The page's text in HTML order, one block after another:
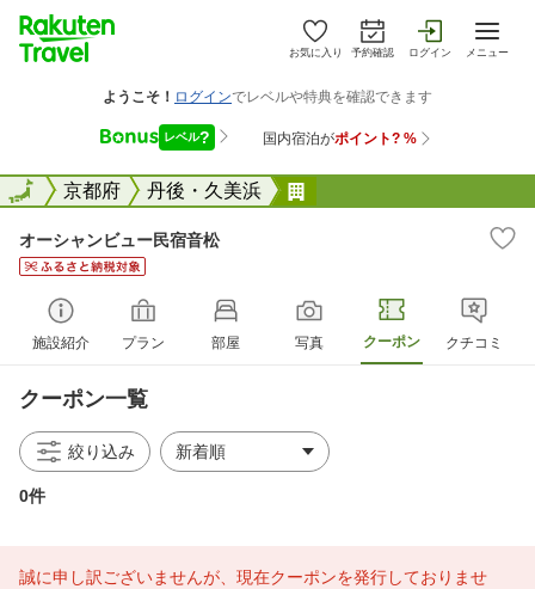
お気に入り 予約確認 ログイン メニュー
全国京都府 丹後・久美浜
全国
オーシャンビュー民宿音松
施設紹介 プラン 部屋 写真 クーポン クチコミ
クーポン一覧
絞り込み
0件
誠に申し訳ございませんが、現在クーポンを発行しておりませ